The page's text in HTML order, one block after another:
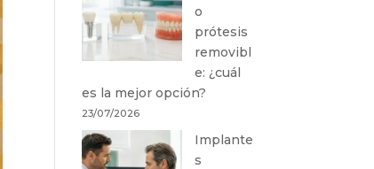
o
prótesis
removibl
e: ¿cuál
es la mejor opción?
23/07/2026
Implante
s